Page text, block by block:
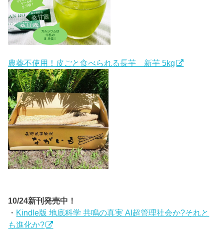
農薬不使用！皮ごと食べられる長芋 新芋 5kg
10/24新刊発売中！
・ Kindle版 地底科学 共鳴の真実 AI超管理社会か?それと
も進化か?